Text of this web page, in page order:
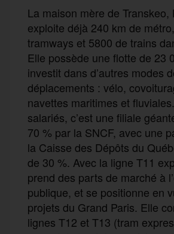
La maison mère de Transkeo,
exploite déjà 240 km de
tramways et 5800 de trains
Elle possède une flotte de 23
investit dans d’autres modes
déplacements : vélo,
navettes maritimes et
salariés, c’est une filiale
70 % par la SNCF, avec une
la Caisse des Dépôts du
de 30 %. Avec la ligne T11
prend des parts de marché à
publique, et se positionne en
projets du Grand Paris. Elle
lignes T12 et T13 (tram